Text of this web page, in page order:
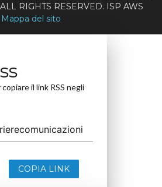
RIGHTS RESERVED. ISP AWS
Mappa del sito
il link RSS negli
COPIA LINK